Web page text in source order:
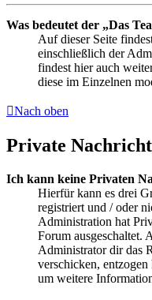
Was bedeutet der „Das
Auf dieser Seite
einschließlich der
findest hier auch
diese im Einzelnen
Nach oben
Private
Ich kann keine Privaten
Hierfür kann es drei
registriert und / oder
Administration hat
Forum ausgeschaltet.
Administrator dir das
verschicken,
um weitere